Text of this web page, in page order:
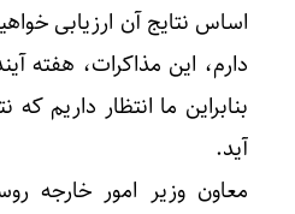
اساس نتایج آن ارزیابی
دارم، این مذاکرات، هفته
بنابراین ما انتظار
آید.
معاون وزیر امور خارجه